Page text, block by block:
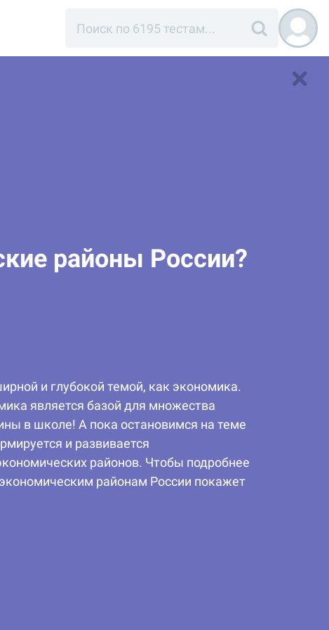
районы России?
и глубокой темой, как экономика.
является базой для множества
в школе! А пока остановимся на теме
и развивается
районов. Чтобы подробнее
районам России покажет